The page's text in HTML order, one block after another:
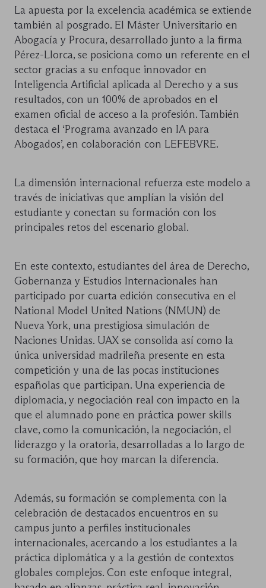
La apuesta por la excelencia académica se extiende
también al posgrado. El Máster Universitario en
Abogacía y Procura, desarrollado junto a la firma
Pérez-Llorca, se posiciona como un referente en el
sector gracias a su enfoque innovador en
Inteligencia Artificial aplicada al Derecho y a sus
resultados, con un 100% de aprobados en el
examen oficial de acceso a la profesión. También
destaca el ‘Programa avanzado en IA para
Abogados’, en colaboración con LEFEBVRE.
La dimensión internacional refuerza este modelo a
través de iniciativas que amplían la visión del
estudiante y conectan su formación con los
principales retos del escenario global.
En este contexto, estudiantes del área de Derecho,
Gobernanza y Estudios Internacionales han
participado por cuarta edición consecutiva en el
National Model United Nations (NMUN) de
Nueva York, una prestigiosa simulación de
Naciones Unidas. UAX se consolida así como la
única universidad madrileña presente en esta
competición y una de las pocas instituciones
españolas que participan. Una experiencia de
diplomacia, y negociación real con impacto en la
que el alumnado pone en práctica power skills
clave, como la comunicación, la negociación, el
liderazgo y la oratoria, desarrolladas a lo largo de
su formación, que hoy marcan la diferencia.
Además, su formación se complementa con la
celebración de destacados encuentros en su
campus junto a perfiles institucionales
internacionales, acercando a los estudiantes a la
práctica diplomática y a la gestión de contextos
globales complejos. Con este enfoque integral,